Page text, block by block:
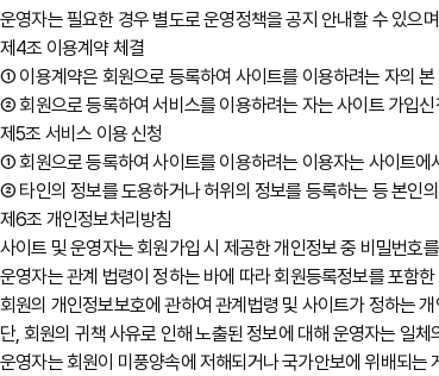
운영자는 필요한 경우 별도로 운영정책을 공지 안내할 수 있으
제4조 이용계약 체결
① 이용계약은 회원으로 등록하여 사이트를 이용하려는 자의
② 회원으로 등록하여 서비스를 이용하려는 자는 사이트 가입
제5조 서비스 이용 신청
① 회원으로 등록하여 사이트를 이용하려는 이용자는 사이트
② 타인의 정보를 도용하거나 허위의 정보를 등록하는 등 본인
제6조 개인정보처리방침
사이트 및 운영자는 회원가입 시 제공한 개인정보 중 비밀번호
운영자는 관계 법령이 정하는 바에 따라 회원등록정보를 포함
회원의 개인정보보호에 관하여 관계법령 및 사이트가 정하는
단, 회원의 귀책 사유로 인해 노출된 정보에 대해 운영자는 일체
운영자는 회원이 미풍양속에 저해되거나 국가안보에 위배되는